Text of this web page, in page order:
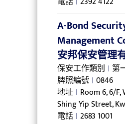
A-Bond
Management
安邦保安管理
保安工作類別 第
牌照編號 0846
地址 Room 6, 6/
Shing Yip Street,
電話 2683 1001